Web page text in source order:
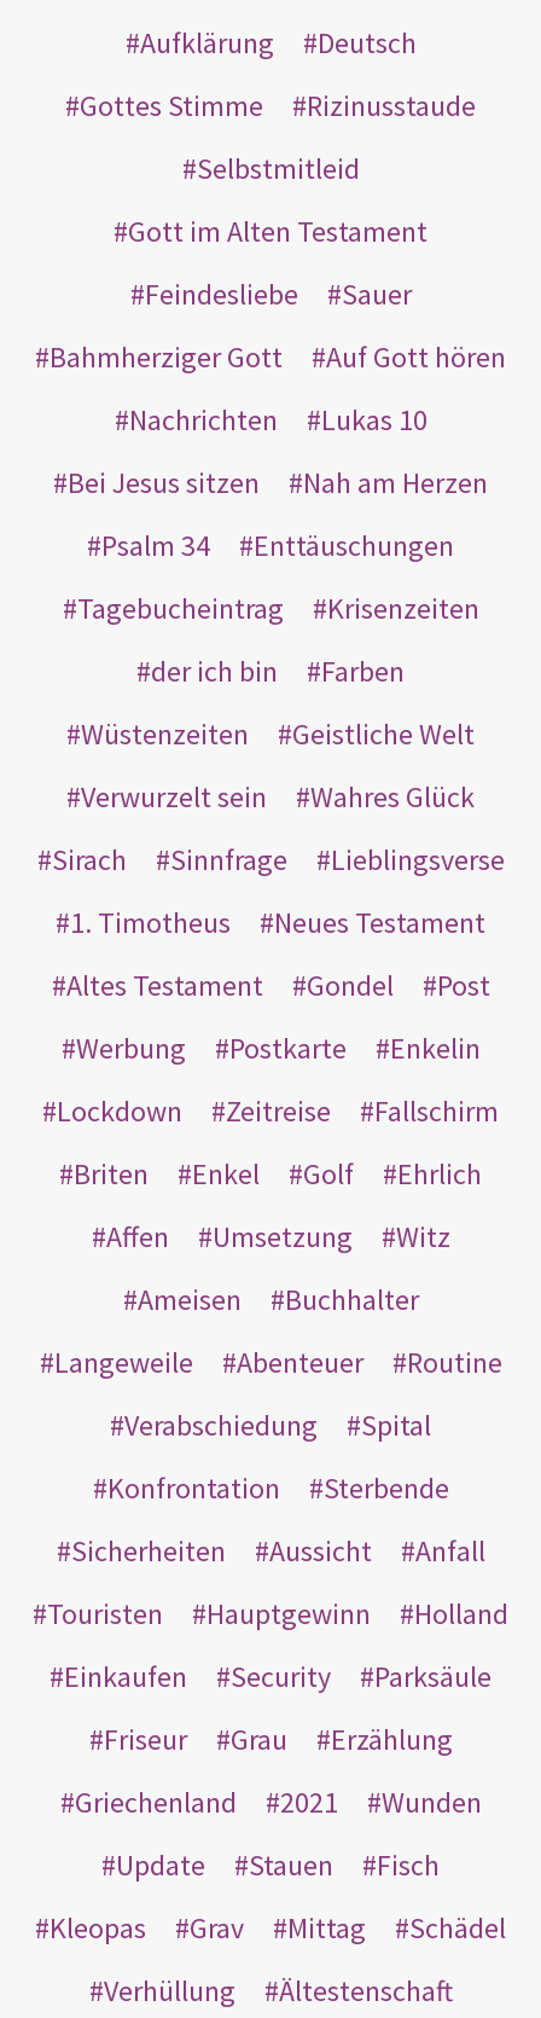
Aufklärung
Deutsch
Gottes Stimme
Rizinusstaude
Selbstmitleid
Gott im Alten Testament
Feindesliebe
Sauer
Bahmherziger Gott
Auf Gott hören
Nachrichten
Lukas 10
Bei Jesus sitzen
Nah am Herzen
Psalm 34
Enttäuschungen
Tagebucheintrag
Krisenzeiten
der ich bin
Farben
Wüstenzeiten
Geistliche Welt
Verwurzelt sein
Wahres Glück
Sirach
Sinnfrage
Lieblingsverse
1. Timotheus
Neues Testament
Altes Testament
Gondel
Post
Werbung
Postkarte
Enkelin
Lockdown
Zeitreise
Fallschirm
Briten
Enkel Golf
Ehrlich
Affen
Umsetzung
Witz
Ameisen
Buchhalter
Langeweile
Abenteuer
Routine
Verabschiedung
Spital
Konfrontation
Sterbende
Sicherheiten
Aussicht
Anfall
Touristen
Hauptgewinn
Holland
Einkaufen
Security
Parksäule
Friseur
Grau
Erzählung
Griechenland
2021
Wunden
Update
Stauen
Fisch
Kleopas
Grav Mittag
Schädel
Verhüllung
Ältestenschaft